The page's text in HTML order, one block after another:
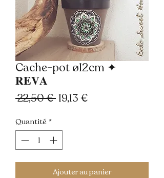
Cache-pot ø12cm ✦
𝐑𝐄𝐕𝐀
22,50 € Prix
19,13 €
Quantité *
Ajouter au panier